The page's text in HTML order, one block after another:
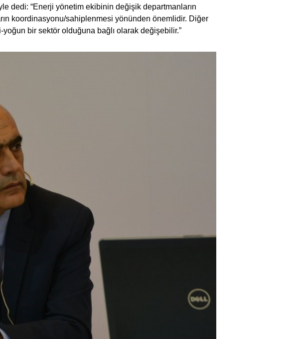
dedi: “Enerji yönetim ekibinin değişik departmanların
koordinasyonu/sahiplenmesi yönünden önemlidir. Diğer
bir sektör olduğuna bağlı olarak değişebilir.”